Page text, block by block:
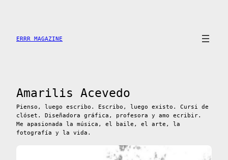
contenido
ERRR MAGAZINE
Amarilis Acevedo
Pienso, luego escribo. Escribo, luego existo. Cursi de
clóset. Diseñadora gráfica, profesora y amo ecribir.
Me apasionada la música, el baile, el arte, la
fotografía y la vida.